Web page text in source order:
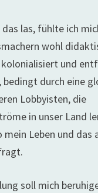
las, fühlte ich
wohl
kolonialisiert und
bedingt durch eine
Lobbyisten, die
in unser Land
Leben und das
soll mich